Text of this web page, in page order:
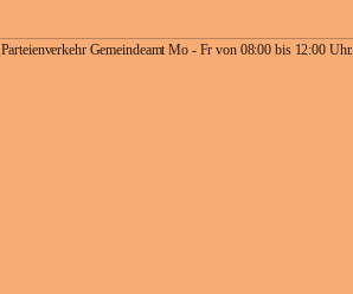
Gemeindeamt Mo - Fr von 08:00 bis 12:00 Uhr.